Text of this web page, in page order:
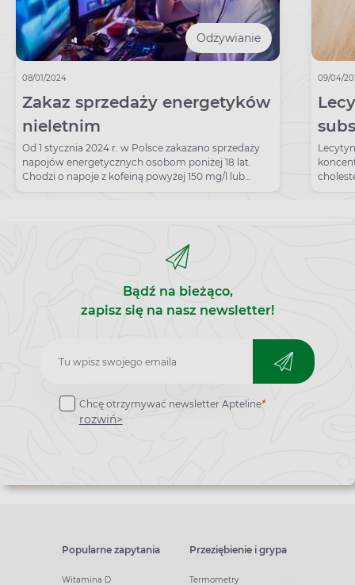
Odżywianie
08/01/2024
Zakaz sprzedaży energetyków
nieletnim
Od 1 stycznia 2024 r. w Polsce zakazano sprzedaży
napojów energetycznych osobom poniżej 18 lat.
Chodzi o napoje z kofeiną powyżej 150 mg/l lub
tauryną.
09/04/
się
Bądź na bieżąco,
zapisz się na nasz newsletter!
Zapisz
do
newslettera
Chcę otrzymywać newsletter Apteline*
rozwiń>
Popularne zapytania
Witamina D
Przeziębienie i grypa
Termometry